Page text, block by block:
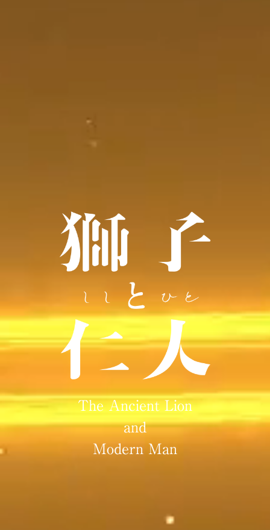
The Ancient Lion
and
Modern Man